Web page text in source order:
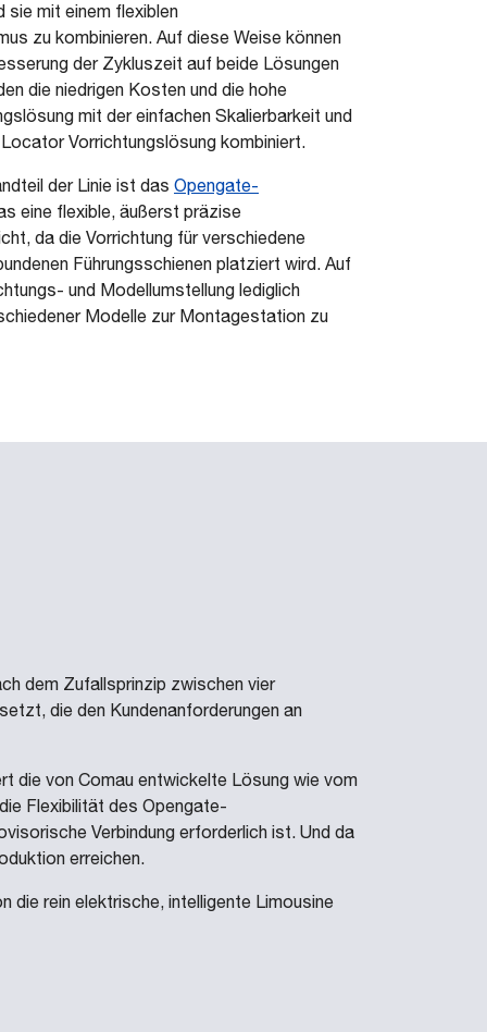
sie mit einem flexiblen
zu kombinieren. Auf diese Weise können
der Zykluszeit auf beide Lösungen
die niedrigen Kosten und die hohe
mit der einfachen Skalierbarkeit und
Vorrichtungslösung kombiniert.
der Linie ist das Opengate-
eine flexible, äußerst präzise
da die Vorrichtung für verschiedene
Führungsschienen platziert wird. Auf
und Modellumstellung lediglich
Modelle zur Montagestation zu
dem Zufallsprinzip zwischen vier
die den Kundenanforderungen an
die von Comau entwickelte Lösung wie vom
Flexibilität des Opengate-
Verbindung erforderlich ist. Und da
erreichen.
die rein elektrische, intelligente Limousine